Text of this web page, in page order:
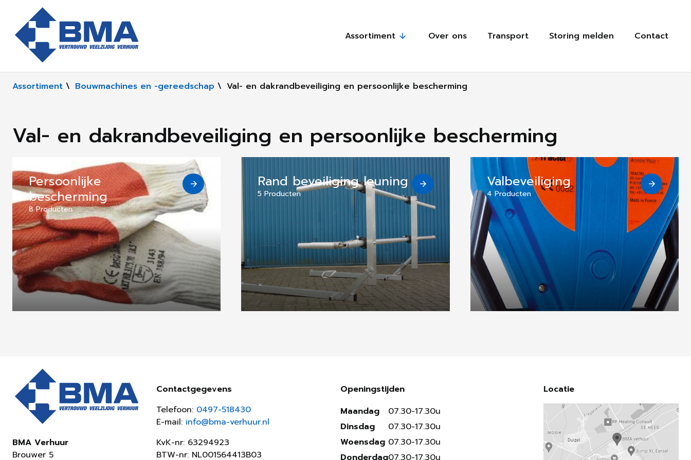
Assortiment Over ons Transport Storing melden Contact
Assortiment \ Bouwmachines en -gereedschap \ Val- en dakrandbeveiliging en persoonlijke bescherming
Val- en dakrandbeveiliging en persoonlijke bescherming
Persoonlijke
bescherming
8 Producten
Rand beveiliging leuning
5 Producten
Valbeveiliging
4 Producten
BMA Verhuur
Brouwer 5
Contactgegevens
Telefoon: 0497-518430
E-mail: info@bma-verhuur.nl
KvK-nr: 63294923
BTW-nr: NL001564413B03
Openingstijden
Maandag
Dinsdag
Woensdag
Donderdag
07.30-17.30u
07.30-17.30u
07.30-17.30u
07.30-17.30u
Locatie